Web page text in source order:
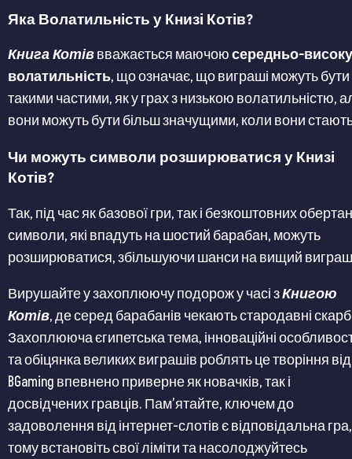
Яка Волатильність у Книзі Котів?
Книга Котіввважається маючоюсередньо-високу
волатильність, що означає, що виграші можуть
такими частими, як у грах з низькою волатильністю,
вони можуть бути більш значущими, коли вони
Чи можуть символи розширюватися у Книзі
Котів?
Так, під час як базової гри, так і безкоштовних
символи, які впадуть на шостий барабан, можуть
розширюватися, збільшуючи шанси на вищий
Вирушайте у захоплюючу подорож у часі зКнигою
Котів, де серед барабанів чекають стародавні
Захоплююча єгипетська тема, інноваційні
та обіцянка великих виграшів роблять це творіння від
BGaming впевнено приверне як новачків, так і
досвідчених гравців. Пам’ятайте, ключем до
задоволення від інтернет-слотів є відповідальна гра,
тому встановіть свої ліміти та насолоджуйтесь